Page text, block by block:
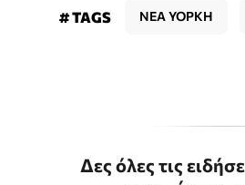
# TAGS ΝΕΑ ΥΟΡΚΗ
Δες όλες τις